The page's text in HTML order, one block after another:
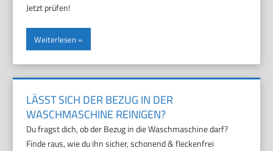
Jetzt prüfen!
Weiterlesen
LÄSST SICH DER BEZUG IN DER
WASCHMASCHINE REINIGEN?
Du fragst dich, ob der Bezug in die Waschmaschine darf?
Finde raus, wie du ihn sicher, schonend & fleckenfrei